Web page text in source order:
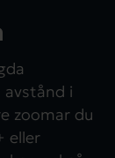
i
zoomar du
eller